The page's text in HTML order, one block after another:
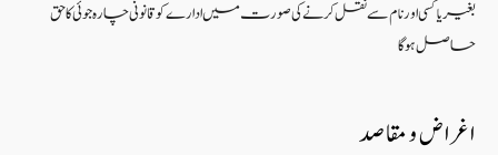
بغیر یا کسی اور نام سے نقل کرنے کی صورت میں ادارے کو قانونی چارہ جوئی کا حق
حاصل ہو گا
اغراض و مقاصد